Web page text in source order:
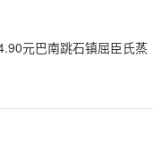
元巴南跳石镇屈臣氏蒸